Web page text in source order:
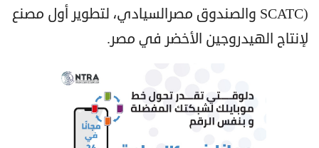
SCATC) والصندوق مصرالسيادي، لتطوير أول مصنع
لإنتاج الهيدروجين الأخضر في مصر.